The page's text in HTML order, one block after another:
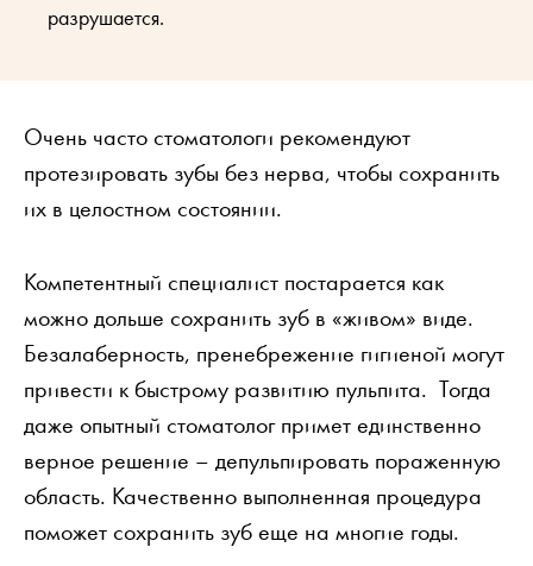
разрушается.
Очень часто стоматологи рекомендуют
протезировать зубы без нерва, чтобы сохранить
их в целостном состоянии.
Компетентный специалист постарается как
можно дольше сохранить зуб в «живом» виде.
Безалаберность, пренебрежение гигиеной могут
привести к быстрому развитию пульпита. Тогда
даже опытный стоматолог примет единственно
верное решение – депульпировать пораженную
область. Качественно выполненная процедура
поможет сохранить зуб еще на многие годы.